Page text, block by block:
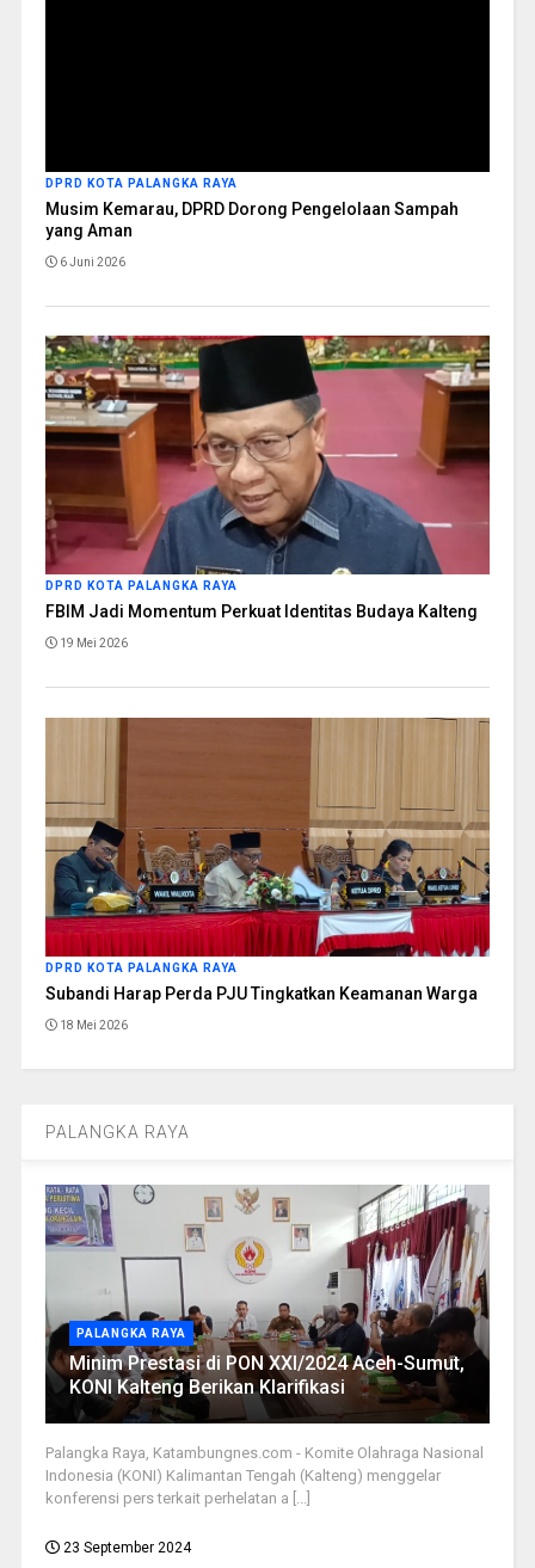
DPRD KOTA PALANGKA RAYA
Musim Kemarau, DPRD Dorong Pengelolaan Sampah
yang Aman
6 Juni 2026
DPRD KOTA PALANGKA RAYA
FBIM Jadi Momentum Perkuat Identitas Budaya Kalteng
19 Mei 2026
DPRD KOTA PALANGKA RAYA
Subandi Harap Perda PJU Tingkatkan Keamanan Warga
18 Mei 2026
PALANGKA RAYA
PALANGKA RAYA
Minim Prestasi di PON XXI/2024 Aceh-Sumut,
KONI Kalteng Berikan Klarifikasi
Palangka Raya, Katambungnes.com - Komite Olahraga Nasional
Indonesia (KONI) Kalimantan Tengah (Kalteng) menggelar
konferensi pers terkait perhelatan a [...]
23 September 2024